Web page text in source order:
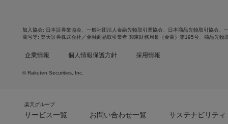
加入協会 日本証券業協会 一般社団法人金融先物取引業協会 日本商品先物取引協会
商号等
楽天証券株式会社／金融商品取引業者 関東財務局長（金商）第195号、商品先物
企業情報 個人情報保護方針 採用情報
© Rakuten Securities, Inc.
楽天グループ
サービス一覧 お問い合わせ一覧 サステナビリティ